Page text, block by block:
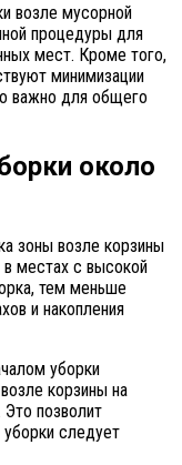
возле мусорной
процедуры для
мест. Кроме того,
минимизации
важно для общего
около
зоны возле корзины
в местах с высокой
тем меньше
и накопления
уборки
корзины на
позволит
следует